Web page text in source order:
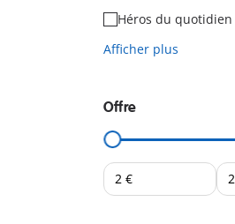
Héros du quotidien
Afficher plus
Offre